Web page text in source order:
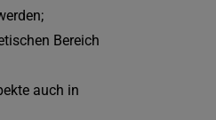
Bereich
auch in